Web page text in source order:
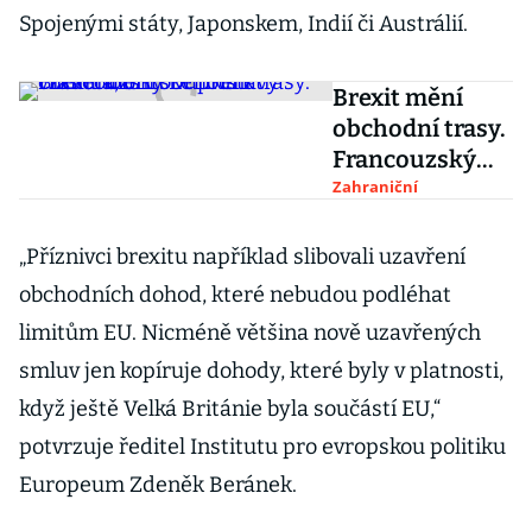
Spojenými státy, Japonskem, Indií či Austrálií.
Brexit mění
obchodní trasy.
Francouzský
Dunkerk
přístavy
chřadnou
Zahraniční
„Příznivci brexitu například slibovali uzavření
obchodních dohod, které nebudou podléhat
limitům EU. Nicméně většina nově uzavřených
smluv jen kopíruje dohody, které byly v platnosti,
když ještě Velká Británie byla součástí EU,“
potvrzuje ředitel Institutu pro evropskou politiku
Europeum Zdeněk Beránek.